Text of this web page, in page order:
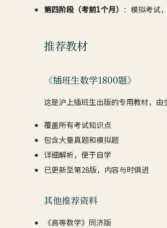
第四阶段（考前1个月） ：模拟考试
推荐教材
《插班生数学1800题》
这是沪上插班生出版的专用教材，由
覆盖所有考试知识点
包含大量真题和模拟题
详细解析，便于自学
已更新至第28版，内容与时俱进
其他推荐资料
《高等数学》同济版